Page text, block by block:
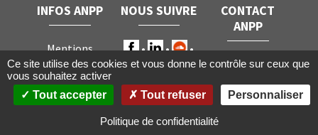
INFOS ANPP
Mentions
légales RGPD
Contact
Gestion des
NOUS SUIVRE
CONTACT
ANPP
ANPP • 22, rue
Joubert • 75009
Paris
Ce site utilise des cookies et vous donne le contrôle sur ceux que
vous souhaitez activer
Tout accepter
Tout refuser Personnaliser
Politique de confidentialité